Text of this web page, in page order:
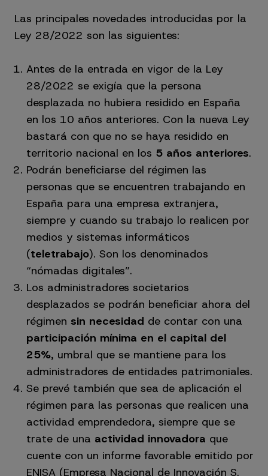
Las principales novedades introducidas por la
Ley 28/2022 son las siguientes:
Antes de la entrada en vigor de la Ley
28/2022 se exigía que la persona
desplazada no hubiera residido en España
en los 10 años anteriores. Con la nueva Ley
bastará con que no se haya residido en
territorio nacional en los 5 años anteriores.
Podrán beneficiarse del régimen las
personas que se encuentren trabajando en
España para una empresa extranjera,
siempre y cuando su trabajo lo realicen por
medios y sistemas informáticos
(teletrabajo). Son los denominados
“nómadas digitales”.
Los administradores societarios
desplazados se podrán beneficiar ahora del
régimen sin necesidad de contar con una
participación mínima en el capital del
25%, umbral que se mantiene para los
administradores de entidades patrimoniales.
Se prevé también que sea de aplicación el
régimen para las personas que realicen una
actividad emprendedora, siempre que se
trate de una actividad innovadora que
cuente con un informe favorable emitido por
ENISA (Empresa Nacional de Innovación S.